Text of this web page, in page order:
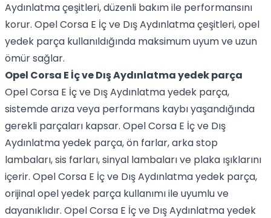
Aydınlatma çeşitleri, düzenli bakım ile performansını
korur. Opel Corsa E İç ve Dış Aydınlatma çeşitleri, opel
yedek parça kullanıldığında maksimum uyum ve uzun
ömür sağlar.
Opel Corsa E İç ve Dış Aydınlatma yedek parça
Opel Corsa E İç ve Dış Aydınlatma yedek parça,
sistemde arıza veya performans kaybı yaşandığında
gerekli parçaları kapsar. Opel Corsa E İç ve Dış
Aydınlatma yedek parça, ön farlar, arka stop
lambaları, sis farları, sinyal lambaları ve plaka ışıklarını
içerir. Opel Corsa E İç ve Dış Aydınlatma yedek parça,
orijinal opel yedek parça kullanımı ile uyumlu ve
dayanıklıdır. Opel Corsa E İç ve Dış Aydınlatma yedek